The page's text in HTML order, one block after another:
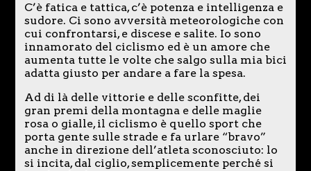
C’è fatica e tattica, c’è potenza e intelligenza e
sudore. Ci sono avversità meteorologiche con
cui confrontarsi, e discese e salite. Io sono
innamorato del ciclismo ed è un amore che
aumenta tutte le volte che salgo sulla mia bici
adatta giusto per andare a fare la spesa.
Ad di là delle vittorie e delle sconfitte, dei
gran premi della montagna e delle maglie
rosa o gialle, il ciclismo è quello sport che
porta gente sulle strade e fa urlare “bravo”
anche in direzione dell’atleta sconosciuto: lo
si incita, dal ciglio, semplicemente perché si